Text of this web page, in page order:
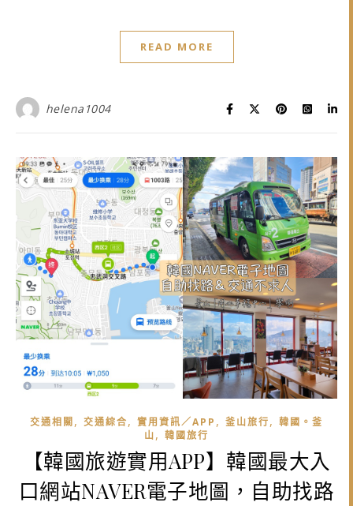
READ MORE
helena1004
交通相關 , 交通綜合, 實用資訊／APP , 釜山旅行, 韓國。釜
山, 韓國旅行
【韓國旅遊實用APP】韓國最大入
口網站NAVER電子地圖，自助找路